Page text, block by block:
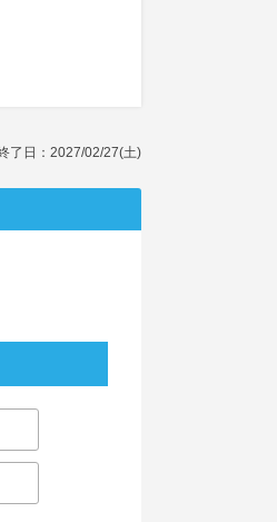
了日：2027/02/27(土)